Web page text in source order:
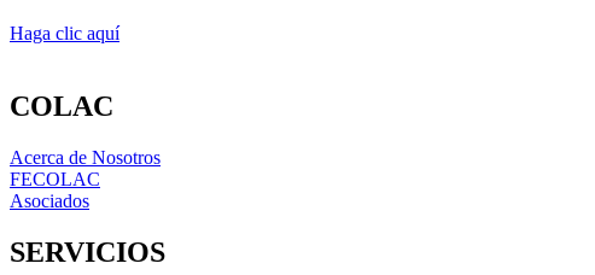
Haga clic aquí
COLAC
Acerca de Nosotros
FECOLAC
Asociados
SERVICIOS